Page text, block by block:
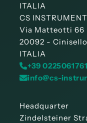
ITALIA
CS
Via Matteotti 66
20092 -
ITALIA
+39 0225061761
info@cs-
Headquarter
Zindelsteiner